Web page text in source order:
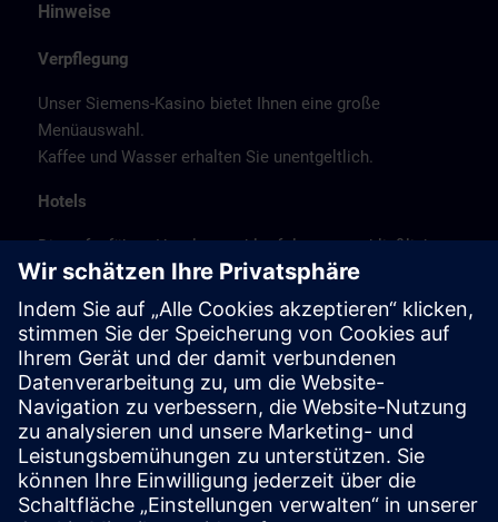
Hinweise
Verpflegung
Unser Siemens-Kasino bietet Ihnen eine große
Menüauswahl.
Kaffee und Wasser erhalten Sie unentgeltlich.
Hotels
Die aufgeführte Hotelauswahl erfolgte ausschließlich
anhand der Nähe der Hotels zum Kursort bzw. anhand
der günstigen Verkehrsanbindung zum
Veranstaltungsort.
Es handelt sich hierbei nicht um Siemens-
Vertragshotels, daher können wir für die Qualität der
Hotels keine Gewähr übernehmen.
Stornierung
Bitte stornieren Sie schriftlich.